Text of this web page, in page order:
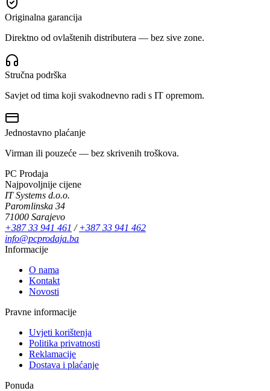
Originalna garancija
Direktno od ovlaštenih distributera — bez sive zone.
Stručna podrška
Savjet od tima koji svakodnevno radi s IT opremom.
Jednostavno plaćanje
Virman ili pouzeće — bez skrivenih troškova.
PC Prodaja
Najpovoljnije cijene
IT Systems d.o.o.
Paromlinska 34
71000 Sarajevo
+387 33 941 461 /+387 33 941 462
info@pcprodaja.ba
Informacije
O nama
Kontakt
Novosti
Pravne informacije
Uvjeti korištenja
Politika privatnosti
Reklamacije
Dostava i plaćanje
Ponuda